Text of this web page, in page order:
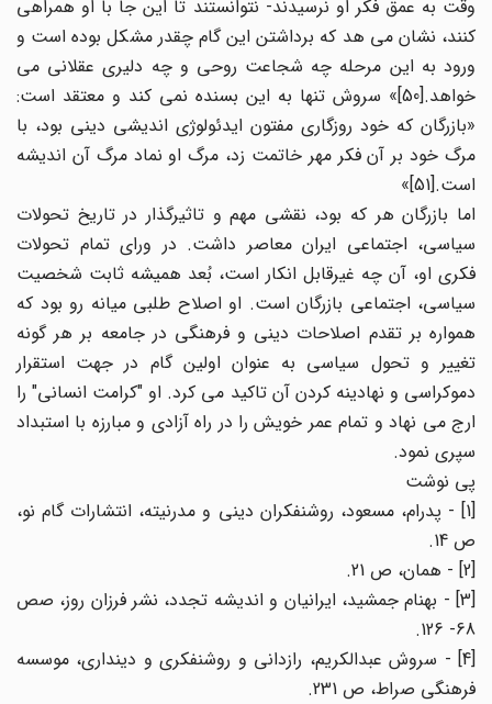
وقت به عمق فکر او نرسیدند- نتوانستند تا این جا با او همراهی
کنند، نشان می هد که برداشتن این گام چقدر مشکل بوده است و
ورود به این مرحله چه شجاعت روحی و چه دلیری عقلانی می
خواهد.[50]» سروش تنها به این بسنده نمی کند و معتقد است:
«بازرگان که خود روزگاری مفتون ایدئولوژی اندیشی دینی بود، با
مرگ خود بر آن فکر مهر خاتمت زد، مرگ او نماد مرگ آن اندیشه
است.[51]»
اما بازرگان هر که بود، نقشی مهم و تاثیرگذار در تاریخ تحولات
سیاسی، اجتماعی ایران معاصر داشت. در ورای تمام تحولات
فکری او، آن چه غیرقابل انکار است، بُعد همیشه ثابت شخصیت
سیاسی، اجتماعی بازرگان است. او اصلاح طلبی میانه رو بود که
همواره بر تقدم اصلاحات دینی و فرهنگی در جامعه بر هر گونه
تغییر و تحول سیاسی به عنوان اولین گام در جهت استقرار
دموکراسی و نهادینه کردن آن تاکید می کرد. او "کرامت انسانی" را
ارج می نهاد و تمام عمر خویش را در راه آزادی و مبارزه با استبداد
سپری نمود.
پی نوشت
[1] - پدرام، مسعود، روشنفکران دینی و مدرنیته، انتشارات گام نو،
ص 14.
[3] - بهنام جمشید، ایرانیان و اندیشه تجدد، نشر فرزان روز، صص
68- 126.
[4] - سروش عبدالکریم، رازدانی و روشنفکری و دینداری، موسسه
فرهنگی صراط، ص 231.